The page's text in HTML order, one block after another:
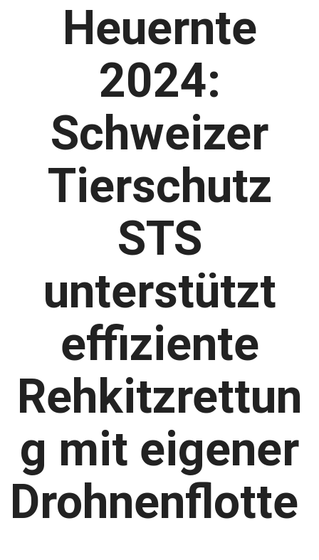
Heuernte
2024:
Schweizer
Tierschutz
STS
unterstützt
effiziente
Rehkitzrettun
g mit eigener
Drohnenflotte